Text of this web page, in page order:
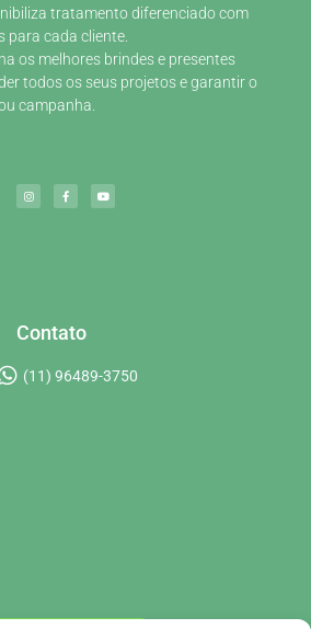
tratamento diferenciado com
para cada cliente.
os melhores brindes e presentes
todos os seus projetos e garantir o
campanha.
Contato
(11) 96489-3750